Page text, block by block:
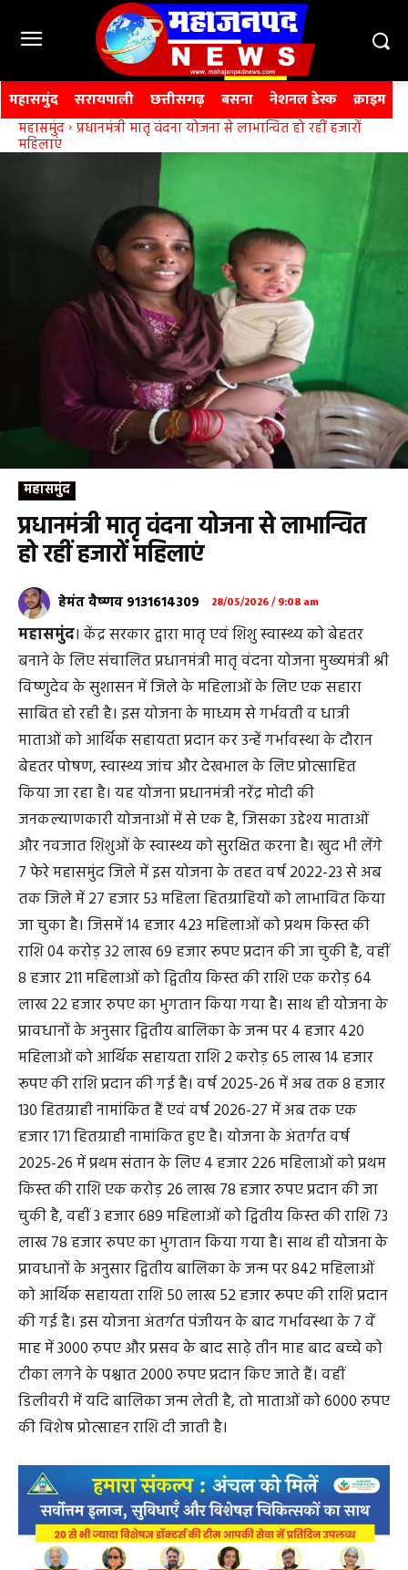
महासमुंद सरायपाली छत्तीसगढ़ बसना नेशनल डेस्क क्राइम
महासमुंद प्रधानमंत्री मातृ वंदना योजना से लाभान्वित हो रहीं हजारों
महिलाएं
महासमुंद
प्रधानमंत्री मातृ वंदना योजना से लाभान्वित
हो रहीं हजारों महिलाएं
हेमंत वैष्णव 9131614309 28/05/2026 / 9:08 am
महासमुंद। केंद्र सरकार द्वारा मातृ एवं शिशु स्वास्थ्य को बेहतर
बनाने के लिए संचालित प्रधानमंत्री मातृ वंदना योजना मुख्यमंत्री श्री
विष्णुदेव के सुशासन में जिले के महिलाओं के लिए एक सहारा
साबित हो रही है। इस योजना के माध्यम से गर्भवती व धात्री
माताओं को आर्थिक सहायता प्रदान कर उन्हें गर्भावस्था के दौरान
बेहतर पोषण, स्वास्थ्य जांच और देखभाल के लिए प्रोत्साहित
किया जा रहा है। यह योजना प्रधानमंत्री नरेंद्र मोदी की
जनकल्याणकारी योजनाओं में से एक है, जिसका उद्देश्य माताओं
और नवजात शिशुओं के स्वास्थ्य को सुरक्षित करना है। खुद भी लेंगे
7 फेरे महासमुंद जिले में इस योजना के तहत वर्ष 2022-23 से अब
तक जिले में 27 हजार 53 महिला हितग्राहियों को लाभावित किया
जा चुका है। जिसमें 14 हजार 423 महिलाओं को प्रथम किस्त की
राशि 04 करोड़ 32 लाख 69 हजार रूपए प्रदान की जा चुकी है, वहीं
8 हजार 211 महिलाओं को द्वितीय किस्त की राशि एक करोड़ 64
लाख 22 हजार रुपए का भुगतान किया गया है। साथ ही योजना के
प्रावधानों के अनुसार द्वितीय बालिका के जन्म पर 4 हजार 420
महिलाओं को आर्थिक सहायता राशि 2 करोड़ 65 लाख 14 हजार
रूपए की राशि प्रदान की गई है। वर्ष 2025-26 में अब तक 8 हजार
130 हितग्राही नामांकित हैं एवं वर्ष 2026-27 में अब तक एक
हजार 171 हितग्राही नामांकित हुए है। योजना के अंतर्गत वर्ष
2025-26 में प्रथम संतान के लिए 4 हजार 226 महिलाओं को प्रथम
किस्त की राशि एक करोड़ 26 लाख 78 हजार रुपए प्रदान की जा
चुकी है, वहीं 3 हजार 689 महिलाओं को द्वितीय किस्त की राशि 73
लाख 78 हजार रुपए का भुगतान किया गया है। साथ ही योजना के
प्रावधानों के अनुसार द्वितीय बालिका के जन्म पर 842 महिलाओं
को आर्थिक सहायता राशि 50 लाख 52 हजार रूपए की राशि प्रदान
की गई है। इस योजना अंतर्गत पंजीयन के बाद गर्भावस्था के 7 वें
माह में 3000 रुपए और प्रसव के बाद साढ़े तीन माह बाद बच्चे को
टीका लगने के पश्चात 2000 रुपए प्रदान किए जाते हैं। वहीं
डिलीवरी में यदि बालिका जन्म लेती है, तो माताओं को 6000 रुपए
की विशेष प्रोत्साहन राशि दी जाती है।